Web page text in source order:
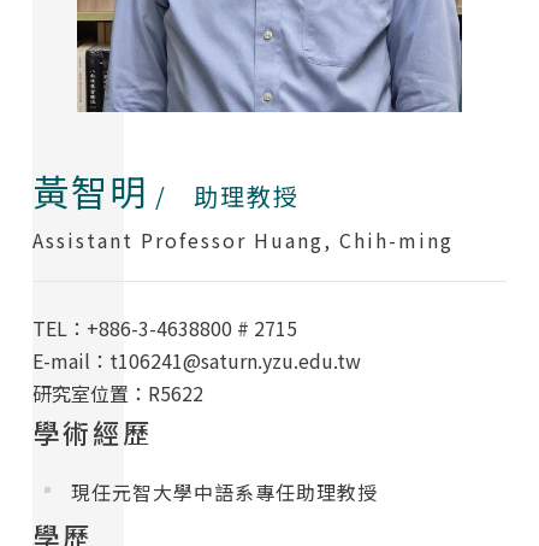
黃智明 / 助理教授
Assistant Professor Huang, Chih-ming
TEL：+886-3-4638800 # 2715
E-mail：t106241@saturn.yzu.edu.tw
研究室位置：R5622
學術經歷
現任元智大學中語系專任助理教授
學歷